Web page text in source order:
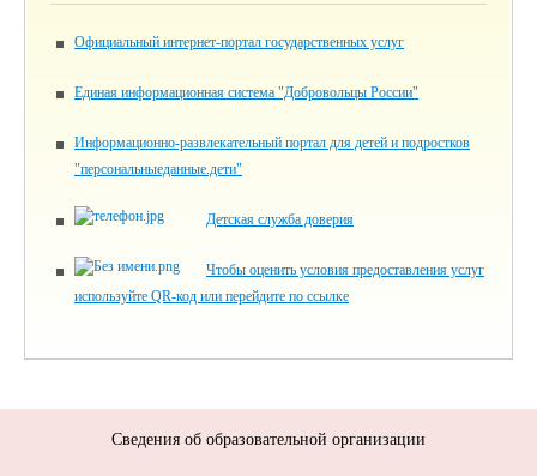
Официальный интернет-портал государственных услуг
Единая информационная система "Добровольцы России"
Информационно-развлекательный портал для детей и подростков
"персональныеданные.дети"
Детская служба доверия
Чтобы оценить условия предоставления услуг
используйте QR-код или перейдите по ссылке
Сведения об образовательной организации